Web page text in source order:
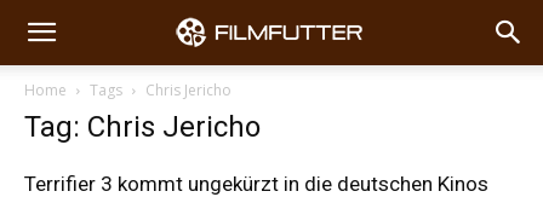
Home Tags Chris Jericho
Tag: Chris Jericho
Terrifier 3 kommt ungekürzt in die deutschen Kinos